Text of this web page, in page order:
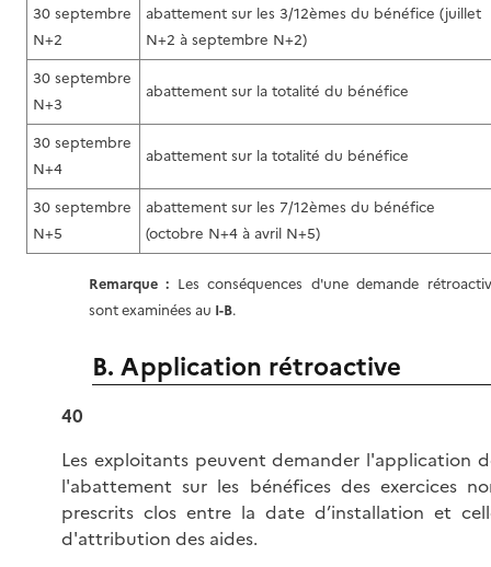
30 septembre
N+2
abattement sur les 3/12èmes du bénéfice (juillet
N+2 à septembre N+2)
30 septembre
N+3
abattement sur la totalité du bénéfice
30 septembre
N+4
abattement sur la totalité du bénéfice
30 septembre
N+5
abattement sur les 7/12èmes du bénéfice
(octobre N+4 à avril N+5)
Remarque : Les conséquences d'une demande
sont examinées au I-B.
B. Application rétroactive
40
Les exploitants peuvent demander l'application
l'abattement sur les bénéfices des exercices
prescrits clos entre la date d’installation et
d'attribution des aides.